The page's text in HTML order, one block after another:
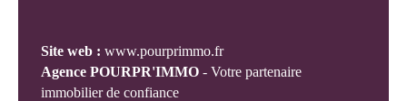
Site web : www.pourprimmo.fr
Agence POURPR'IMMO - Votre partenaire
immobilier de confiance